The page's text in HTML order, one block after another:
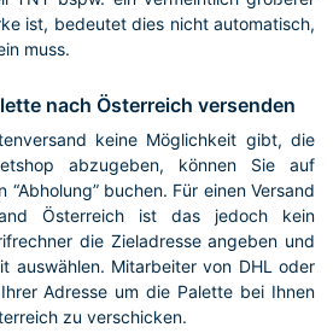
ist, bedeutet dies nicht automatisch,
muss.
nach Österreich versenden
keine Möglichkeit gibt, die
abzugeben, können Sie auf
buchen. Für einen Versand
Österreich ist das jedoch kein
die Zieladresse angeben und
auswählen. Mitarbeiter von DHL oder
Adresse um die Palette bei Ihnen
zu verschicken.